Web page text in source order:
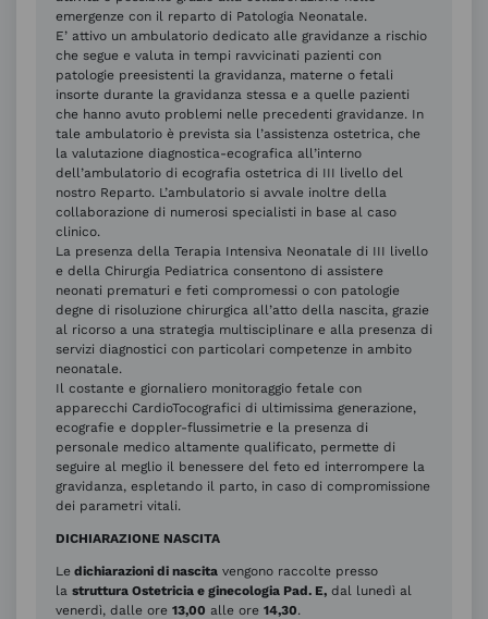
emergenze con il reparto di Patologia Neonatale.
E’ attivo un ambulatorio dedicato alle gravidanze a rischio
che segue e valuta in tempi ravvicinati pazienti con
patologie preesistenti la gravidanza, materne o fetali
insorte durante la gravidanza stessa e a quelle pazienti
che hanno avuto problemi nelle precedenti gravidanze. In
tale ambulatorio è prevista sia l’assistenza ostetrica, che
la valutazione diagnostica-ecografica all’interno
dell’ambulatorio di ecografia ostetrica di III livello del
nostro Reparto. L’ambulatorio si avvale inoltre della
collaborazione di numerosi specialisti in base al caso
clinico.
La presenza della Terapia Intensiva Neonatale di III livello
e della Chirurgia Pediatrica consentono di assistere
neonati prematuri e feti compromessi o con patologie
degne di risoluzione chirurgica all’atto della nascita, grazie
al ricorso a una strategia multisciplinare e alla presenza di
servizi diagnostici con particolari competenze in ambito
neonatale.
Il costante e giornaliero monitoraggio fetale con
apparecchi CardioTocografici di ultimissima generazione,
ecografie e doppler-flussimetrie e la presenza di
personale medico altamente qualificato, permette di
seguire al meglio il benessere del feto ed interrompere la
gravidanza, espletando il parto, in caso di compromissione
dei parametri vitali.
DICHIARAZIONE NASCITA
Le dichiarazioni di nascita vengono raccolte presso
la struttura Ostetricia e ginecologia Pad. E, dal lunedì al
venerdì, dalle ore 13,00 alle ore 14,30.